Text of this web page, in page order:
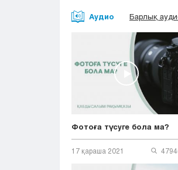
Аудио Барлық
Фотоға түсуге бола ма?
17 қараша 2021